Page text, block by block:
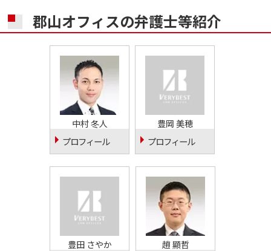
郡山オフィスの弁護士等紹介
中村 冬人
プロフィール
豊岡 美穂
プロフィール
豊田 さやか 趙 顯哲